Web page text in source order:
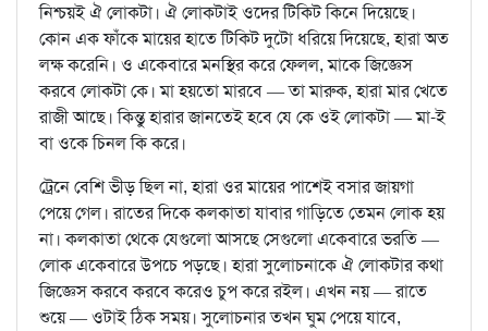
নিশ্চয়ই ঐ লোকটা। ঐ লোকটাই ওদের টিকিট কিনে দিয়েছে।
কোন এক ফাঁকে মায়ের হাতে টিকিট দুটো ধরিয়ে দিয়েছে, হারা অত
লক্ষ করেনি। ও একেবারে মনস্থির করে ফেলল, মাকে জিজ্ঞেস
করবে লোকটা কে। মা হয়তো মারবে — তা মারুক, হারা মার খেতে
রাজী আছে। কিন্তু হারার জানতেই হবে যে কে ওই লোকটা — মা-ই
বা ওকে চিনল কি করে।
ট্রেনে বেশি ভীড় ছিল না, হারা ওর মায়ের পাশেই বসার জায়গা
পেয়ে গেল। রাতের দিকে কলকাতা যাবার গাড়িতে তেমন লোক হয়
না। কলকাতা থেকে যেগুলো আসছে সেগুলো একেবারে ভরতি —
লোক একেবারে উপচে পড়ছে। হারা সুলোচনাকে ঐ লোকটার কথা
জিজ্ঞেস করবে করবে করেও চুপ করে রইল। এখন নয় — রাতে
শুয়ে — ওটাই ঠিক সময়। সুলোচনার তখন ঘুম পেয়ে যাবে,